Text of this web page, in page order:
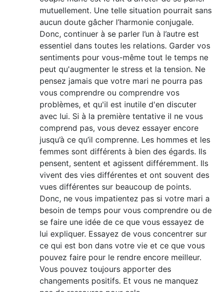
mutuellement. Une telle situation pourrait sans
aucun doute gâcher l’harmonie conjugale.
Donc, continuer à se parler l’un à l’autre est
essentiel dans toutes les relations. Garder vos
sentiments pour vous-même tout le temps ne
peut qu'augmenter le stress et la tension. Ne
pensez jamais que votre mari ne pourra pas
vous comprendre ou comprendre vos
problèmes, et qu'il est inutile d'en discuter
avec lui. Si à la première tentative il ne vous
comprend pas, vous devez essayer encore
jusqu’à ce qu’il comprenne. Les hommes et les
femmes sont différents à bien des égards. Ils
pensent, sentent et agissent différemment. Ils
vivent des vies différentes et ont souvent des
vues différentes sur beaucoup de points.
Donc, ne vous impatientez pas si votre mari a
besoin de temps pour vous comprendre ou de
se faire une idée de ce que vous essayez de
lui expliquer. Essayez de vous concentrer sur
ce qui est bon dans votre vie et ce que vous
pouvez faire pour le rendre encore meilleur.
Vous pouvez toujours apporter des
changements positifs. Et vous ne manquez